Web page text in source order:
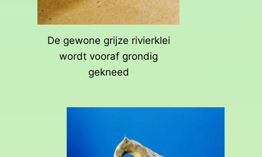
De gewone grijze rivierklei
wordt vooraf grondig
gekneed